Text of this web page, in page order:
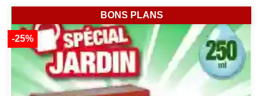
-25%
BONS PLANS